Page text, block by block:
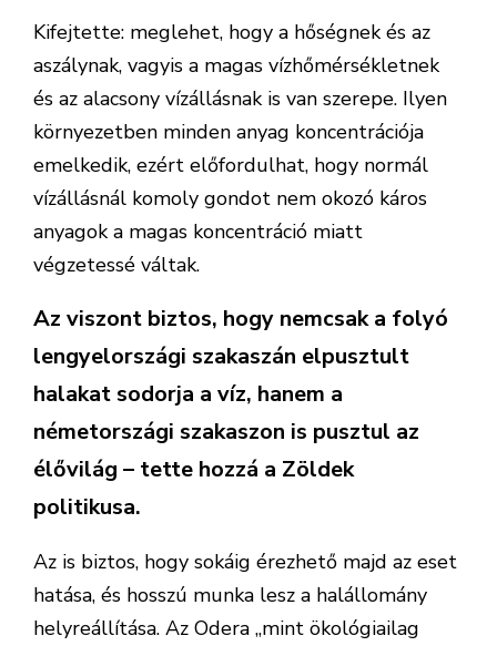
Kifejtette: meglehet, hogy a hőségnek és az
aszálynak, vagyis a magas vízhőmérsékletnek
és az alacsony vízállásnak is van szerepe. Ilyen
környezetben minden anyag koncentrációja
emelkedik, ezért előfordulhat, hogy normál
vízállásnál komoly gondot nem okozó káros
anyagok a magas koncentráció miatt
végzetessé váltak.
Az viszont biztos, hogy nemcsak a folyó
lengyelországi szakaszán elpusztult
halakat sodorja a víz, hanem a
németországi szakaszon is pusztul az
élővilág – tette hozzá a Zöldek
politikusa.
Az is biztos, hogy sokáig érezhető majd az eset
hatása, és hosszú munka lesz a halállomány
helyreállítása. Az Odera „mint ökológiailag